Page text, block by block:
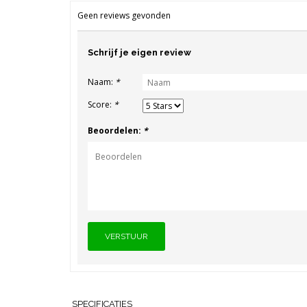
Geen reviews gevonden
Schrijf je eigen review
Naam: *
Score: *
Beoordelen: *
VERSTUUR
SPECIFICATIES